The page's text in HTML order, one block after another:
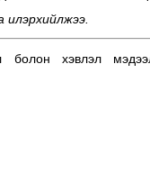
болон хэвлэл